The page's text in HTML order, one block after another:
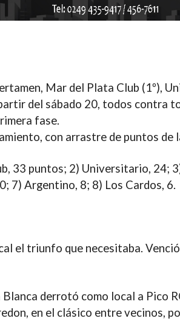
Mar del Plata Club (1º),
del sábado 20, todos contra
fase.
con arrastre de puntos de
33 puntos; 2) Universitario, 24;
7) Argentino, 8; 8) Los Cardos, 6.
el triunfo que necesitaba.
derrotó como local a Pico
en el clásico entre vecinos,